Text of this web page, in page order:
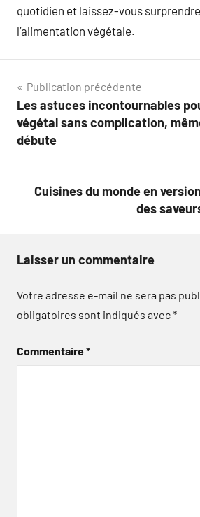
quotidien et laissez-vous
l’alimentation végétale.
Navigation
de
l’article
Publication précédente
Les astuces incontournables
végétal sans complication,
débute
Cuisines du monde en
des
Laisser un commentaire
Votre adresse e-mail ne sera pas
obligatoires sont indiqués avec*
Commentaire*